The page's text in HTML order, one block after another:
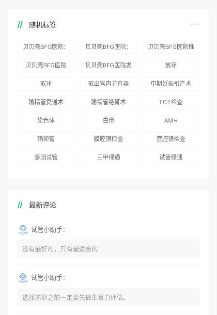
随机标签
贝贝壳BFG医院：
务
贝贝壳BFG医院：
术”和“法律支持”
贝贝壳BFG医院推
贝贝壳BFG医院
贝贝壳BFG医院发
国版）》
放环
取环 取出宫内节育器 中期妊娠引产术
输精管复通术 输精管绝育术 TCT检查
染色体 白带 AMH
输卵管 腹腔镜检查 宫腔镜检查
泰国试管 三甲绿通 试管绿通
最新评论
试管小助手：
没有最好的，只有最适合的
试管小助手：
选择冻卵之前一定要先做生育力评估。